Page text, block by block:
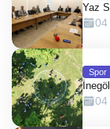
Yaz
04
Spor
04